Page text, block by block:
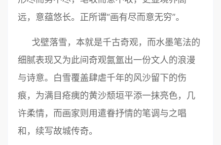
远，意蕴悠长。正所谓“画有尽而意无穷”。
戈壁落雪，本就是千古奇观，而水墨笔法的
细腻表现又为此间奇观氤氲出一份文人的浪漫
与诗意。白雪覆盖肆虐千年的风沙留下的伤
痕，为满目疮痍的黄沙颓垣平添一抹亮色，几
许柔情，而画家则用遣眷抒情的笔调与之唱
和，续写故城传奇。